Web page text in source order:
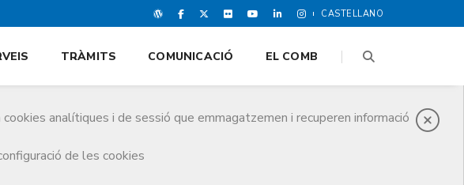
CASTELLANO
analítiques i de sessió que emmagatzemen i recuperen informació
de les cookies
TRÀMITS COMUNICACIÓ EL COMB